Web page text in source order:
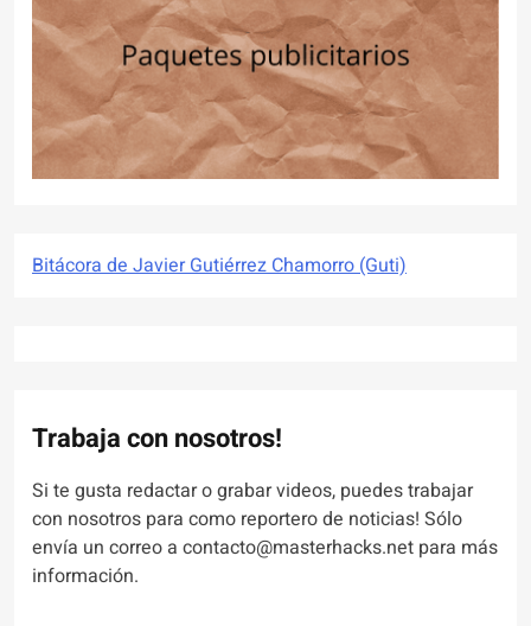
Bitácora de Javier Gutiérrez Chamorro (Guti)
Trabaja con nosotros!
Si te gusta redactar o grabar videos, puedes trabajar
con nosotros para como reportero de noticias! Sólo
envía un correo a contacto@masterhacks.net para más
información.